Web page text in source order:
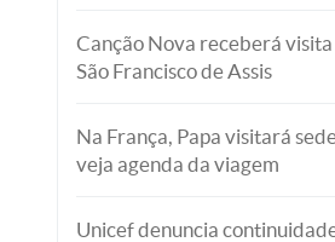
Canção Nova receberá
São Francisco de Assis
Na França, Papa visitará
veja agenda da viagem
Unicef denuncia